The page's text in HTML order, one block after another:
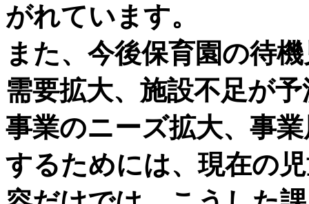
がれています。
また、今後保育園の待
需要拡大、施設不足が
事業のニーズ拡大、事
するためには、現在の